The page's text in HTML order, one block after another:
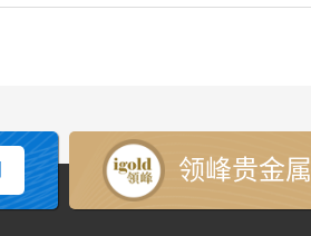
领峰贵金属